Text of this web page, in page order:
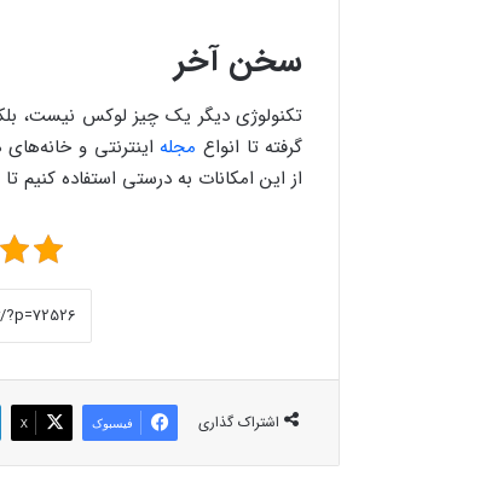
سخن آخر
تکنولوژی دیگر یک چیز لوکس نیست،
گرفته تا انواع مجلهاینترنتی و
از این امکانات به درستی استفاده
اشتراک گذاری فیسبوک X